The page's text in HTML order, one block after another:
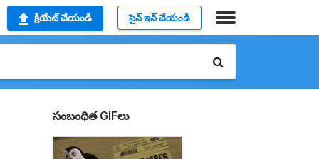
క్రియేట్ చేయండి సైన్ ఇన్ చేయండి
సంబంధిత GIFలు